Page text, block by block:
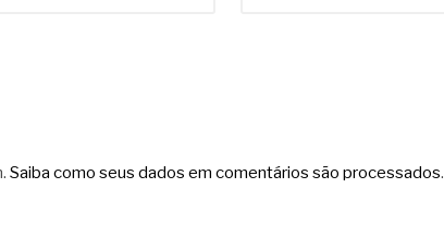
Saiba como seus dados em comentários são processados.